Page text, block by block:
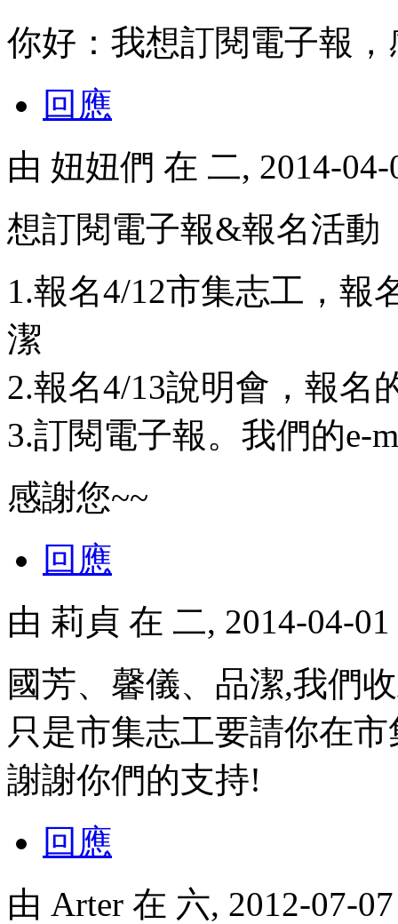
你好：我想訂閱電子報，
回應
由 妞妞們 在 二, 2014-
想訂閱電子報&報名活動
1.報名4/12市集志工，報
潔
2.報名4/13說明會，報名
3.訂閱電子報。我們的e-
感謝您~~
回應
由 莉貞 在 二, 2014-04-
國芳、馨儀、品潔,我們
只是市集志工要請你在
謝謝你們的支持!
回應
由 Arter 在 六, 2012-07-